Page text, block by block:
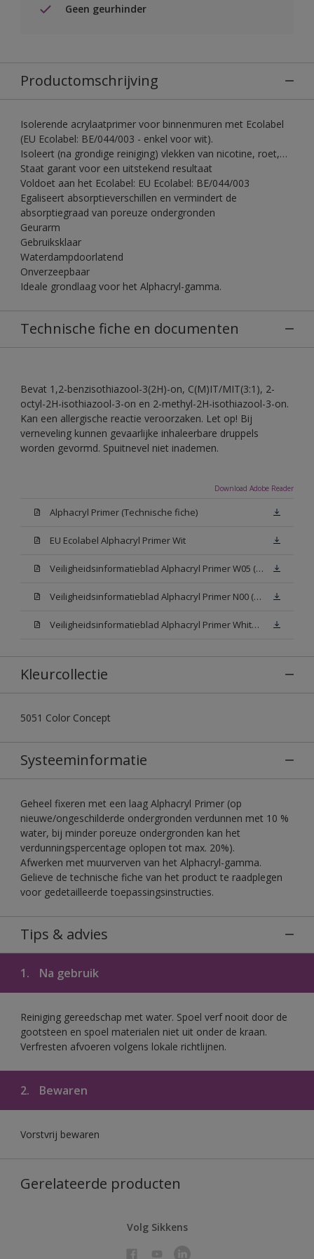
Geen geurhinder
Productomschrijving
Isolerende acrylaatprimer voor binnenmuren met Ecolabel
(EU Ecolabel: BE/044/003 - enkel voor wit).
Isoleert (na grondige reiniging) vlekken van nicotine, roet,…
Staat garant voor een uitstekend resultaat
Voldoet aan het Ecolabel: EU Ecolabel: BE/044/003
Egaliseert absorptieverschillen en vermindert de
absorptiegraad van poreuze ondergronden
Geurarm
Gebruiksklaar
Waterdampdoorlatend
Onverzeepbaar
Ideale grondlaag voor het Alphacryl-gamma.
Technische fiche en documenten
Bevat 1,2-benzisothiazool-3(2H)-on, C(M)IT/MIT(3:1), 2-
octyl-2H-isothiazool-3-on en 2-methyl-2H-isothiazool-3-on.
Kan een allergische reactie veroorzaken. Let op! Bij
verneveling kunnen gevaarlijke inhaleerbare druppels
worden gevormd. Spuitnevel niet inademen.
Download Adobe Reader
Alphacryl Primer (Technische fiche)
EU Ecolabel Alphacryl Primer Wit
Veiligheidsinformatieblad Alphacryl Primer W05 (SDS)
Veiligheidsinformatieblad Alphacryl Primer N00 (SDS)
Veiligheidsinformatieblad Alphacryl Primer White (SDS)
Kleurcollectie
5051 Color Concept
Systeeminformatie
Geheel fixeren met een laag Alphacryl Primer (op
nieuwe/ongeschilderde ondergronden verdunnen met 10 %
water, bij minder poreuze ondergronden kan het
verdunningspercentage oplopen tot max. 20%).
Afwerken met muurverven van het Alphacryl-gamma.
Gelieve de technische fiche van het product te raadplegen
voor gedetailleerde toepassingsinstructies.
Tips & advies
1. Na gebruik
Reiniging gereedschap met water. Spoel verf nooit door de
gootsteen en spoel materialen niet uit onder de kraan.
Verfresten afvoeren volgens lokale richtlijnen.
2. Bewaren
Vorstvrij bewaren
Gerelateerde producten
Volg Sikkens